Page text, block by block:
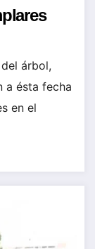
árbol,
a ésta fecha
en el